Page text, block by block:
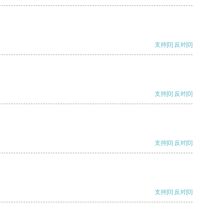
支持[0] 反对[0]
支持[0] 反对[0]
支持[0] 反对[0]
支持[0] 反对[0]